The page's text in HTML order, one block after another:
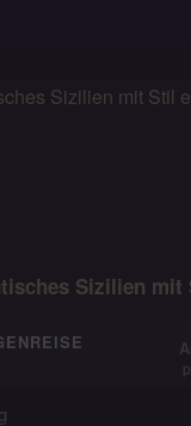
Sizilien mit